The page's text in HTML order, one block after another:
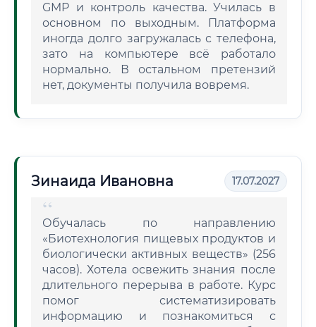
GMP и контроль качества. Училась в
основном по выходным. Платформа
иногда долго загружалась с телефона,
зато на компьютере всё работало
нормально. В остальном претензий
нет, документы получила вовремя.
Зинаида Ивановна 17.07.2027
Обучалась по направлению
«Биотехнология пищевых продуктов и
биологически активных веществ» (256
часов). Хотела освежить знания после
длительного перерыва в работе. Курс
помог систематизировать
информацию и познакомиться с